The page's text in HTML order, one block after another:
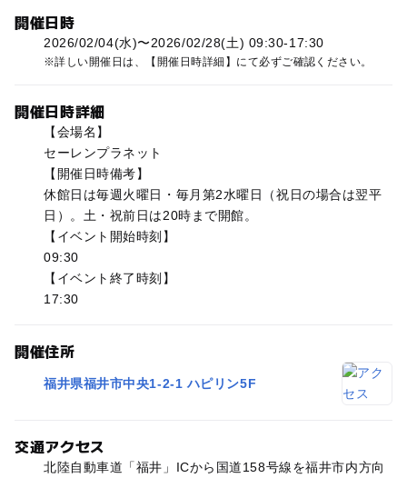
開催日時
2026/02/04(水)〜2026/02/28(土) 09:30-17:30
詳しい開催日は、【開催日時詳細】にて必ずご確認ください。
開催日時詳細
【会場名】
セーレンプラネット
【開催日時備考】
休館日は毎週火曜日・毎月第2水曜日（祝日の場合は翌平
日）。土・祝前日は20時まで開館。
【イベント開始時刻】
09:30
【イベント終了時刻】
17:30
開催住所
福井県福井市中央1-2-1 ハピリン5F
交通アクセス
北陸自動車道「福井」ICから国道158号線を福井市内方向